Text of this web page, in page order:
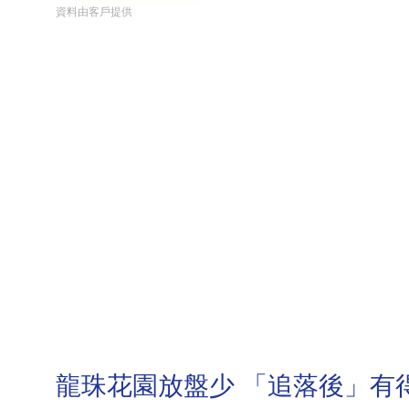
資料由客戶提供
龍珠花園放盤少 「追落後」有